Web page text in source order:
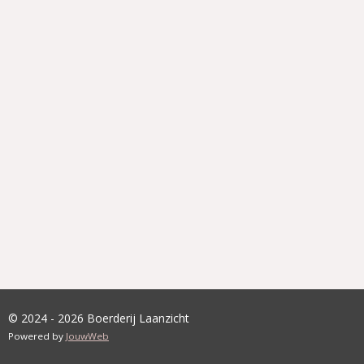
© 2024 - 2026 Boerderij Laanzicht
Powered by JouwWeb